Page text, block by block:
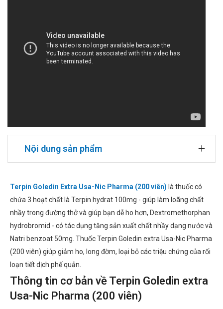
Nội dung sản phẩm
Terpin Goledin Extra Usa-Nic Pharma (200 viên) là thuốc có
chứa 3 hoạt chất là Terpin hydrat 100mg - giúp làm loãng chất
nhầy trong đường thở và giúp bạn dễ ho hơn, Dextromethorphan
hydrobromid - có tác dụng tăng sản xuất chất nhầy dạng nước và
Natri benzoat 50mg. Thuốc Terpin Goledin extra Usa-Nic Pharma
(200 viên) giúp giảm ho, long đờm, loại bỏ các triệu chứng của rối
loạn tiết dịch phế quản.
Thông tin cơ bản về Terpin Goledin extra
Usa-Nic Pharma (200 viên)